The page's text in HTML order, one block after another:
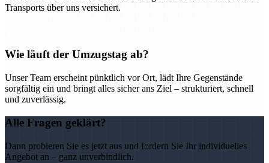
Transports über uns versichert.
Wie läuft der Umzugstag ab?
Unser Team erscheint pünktlich vor Ort, lädt Ihre Gegenstände
sorgfältig ein und bringt alles sicher ans Ziel – strukturiert, schnell
und zuverlässig.
Alle Fragen geklärt?
Dann probieren Sie es jetzt aus und fordern Sie Ihr individuelles
Angebot an – ganz unverbindlich.